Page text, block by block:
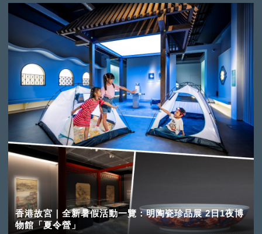
香港故宮｜全新暑假活動一覽：明陶瓷珍品展 2日1夜博
物館「夏令營」